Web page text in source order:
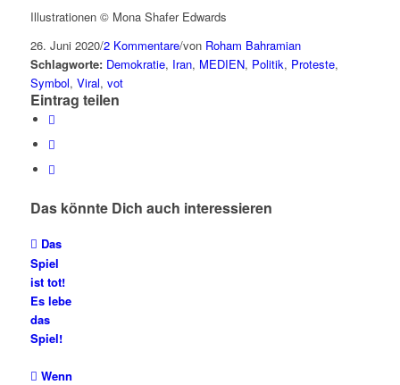
Illustrationen © Mona Shafer Edwards
26. Juni 2020/2 Kommentare/von Roham Bahramian
Schlagworte: Demokratie, Iran, MEDIEN, Politik, Proteste,
Symbol, Viral, vot
Eintrag teilen
Das könnte Dich auch interessieren
Das
Spiel
ist tot!
Es lebe
das
Spiel!
Wenn